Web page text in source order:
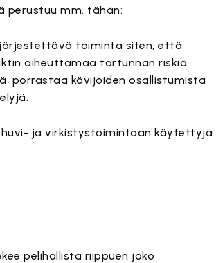
perustuu mm. tähän:
toiminta siten, että
aiheuttamaa tartunnan riskiä
porrastaa kävijöiden osallistumista
huvi- ja virkistystoimintaan käytettyjä
pelihallista riippuen joko